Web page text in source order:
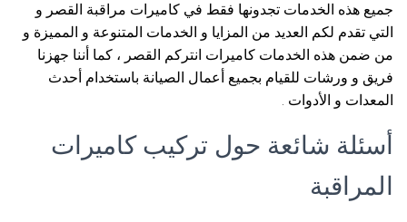
جميع هذه الخدمات تجدونها فقط في كاميرات مراقبة القصر و
التي تقدم لكم العديد من المزايا و الخدمات المتنوعة و المميزة و
من ضمن هذه الخدمات كاميرات انتركم القصر ، كما أننا جهزنا
فريق و ورشات للقيام بجميع أعمال الصيانة باستخدام أحدث
المعدات و الأدوات .
أسئلة شائعة حول تركيب كاميرات
المراقبة